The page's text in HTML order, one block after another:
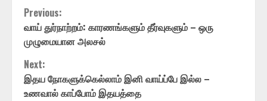
Continue
Reading
Previous:
வாய் துர்நாற்றம்: காரணங்களும் தீர்வுகளும் – ஒரு
முழுமையான அலசல்
Next:
இதய நோகளுக்கெல்லாம் இனி வாய்ப்பே இல்ல –
உணவால் காப்போம் இதயத்தை